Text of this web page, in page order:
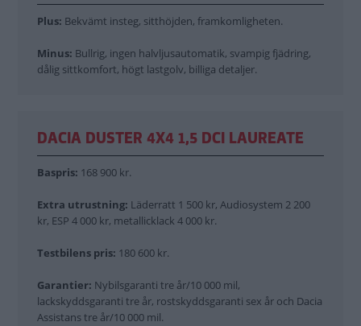
Plus: Bekvämt insteg, sitthöjden, framkomligheten.
Minus: Bullrig, ingen halvljusautomatik, svampig fjädring,
dålig sittkomfort, högt lastgolv, billiga detaljer.
DACIA DUSTER 4X4 1,5 DCI LAUREATE
Baspris: 168 900 kr.
Extra utrustning: Läderratt 1 500 kr, Audiosystem 2 200
kr, ESP 4 000 kr, metallicklack 4 000 kr.
Testbilens pris: 180 600 kr.
Garantier: Nybilsgaranti tre år/10 000 mil,
lackskyddsgaranti tre år, rostskyddsgaranti sex år och Dacia
Assistans tre år/10 000 mil.